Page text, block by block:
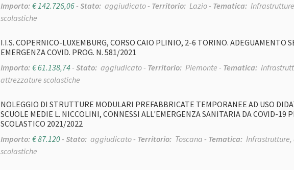
Importo: € 142.726,06- Stato: aggiudicato - Territorio: Lazio - Tematica:
scolastiche
I.I.S. COPERNICO-LUXEMBURG, CORSO CAIO PLINIO, 2-6 TORINO. ADEGUAMENTO
EMERGENZA COVID. PROG. N. 581/2021
Importo: € 61.138,74- Stato: aggiudicato - Territorio: Piemonte - Tematica:
attrezzature scolastiche
NOLEGGIO DI STRUTTURE MODULARI PREFABBRICATE TEMPORANEE AD USO
SCUOLE MEDIE L. NICCOLINI, CONNESSI ALL'EMERGENZA SANITARIA DA COVID-19
SCOLASTICO 2021/2022
Importo: € 87.120- Stato: aggiudicato - Territorio: Toscana - Tematica:
scolastiche